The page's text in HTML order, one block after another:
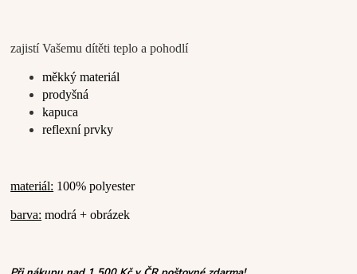
zajistí Vašemu dítěti teplo a pohodlí
měkký materiál
prodyšná
kapuca
reflexní prvky
materiál: 100% polyester
barva: modrá + obrázek